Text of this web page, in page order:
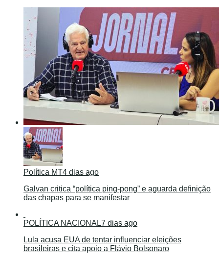
Política MT4 dias ago
Galvan critica “política ping-pong” e aguarda definição
das chapas para se manifestar
POLÍTICA NACIONAL7 dias ago
Lula acusa EUA de tentar influenciar eleições
brasileiras e cita apoio a Flávio Bolsonaro